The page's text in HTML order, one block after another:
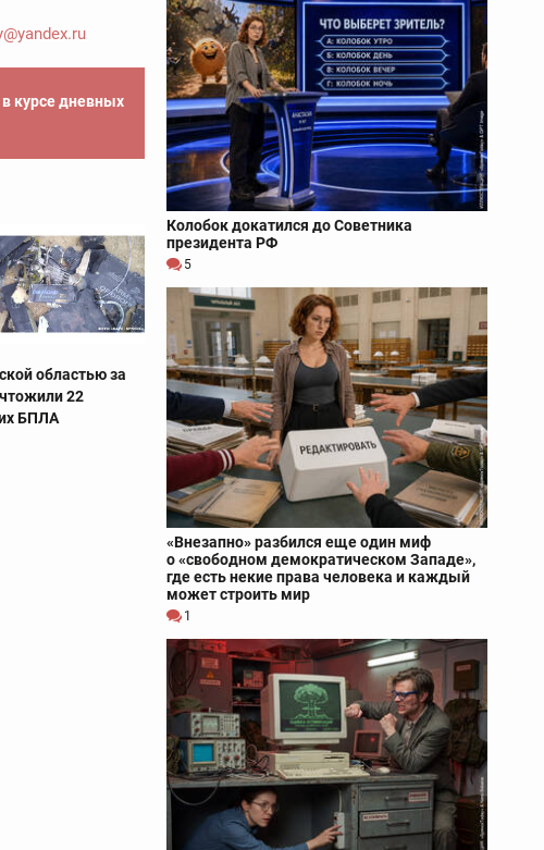
курсе дневных
областью за
22
БПЛА
Колобок докатился до Советника
президента РФ
5
«Внезапно» разбился еще один миф
о «свободном демократическом Западе»,
где есть некие права человека и каждый
может строить мир
1